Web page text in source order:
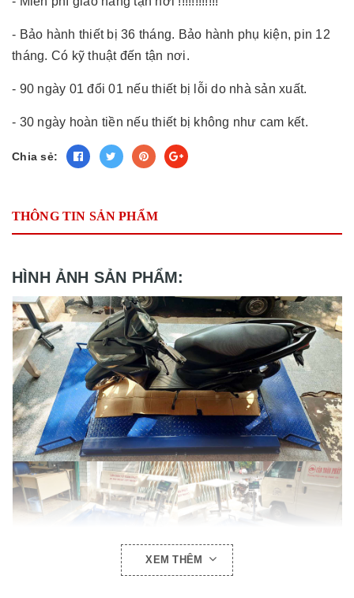
- Bảo hành thiết bị 36 tháng. Bảo hành phụ kiện, pin 12
tháng. Có kỹ thuật đến tận nơi.
- 90 ngày 01 đổi 01 nếu thiết bị lỗi do nhà sản xuất.
- 30 ngày hoàn tiền nếu thiết bị không như cam kết.
Chia sẻ:
THÔNG TIN SẢN PHẨM
HÌNH ẢNH SẢN PHẨM:
XEM THÊM